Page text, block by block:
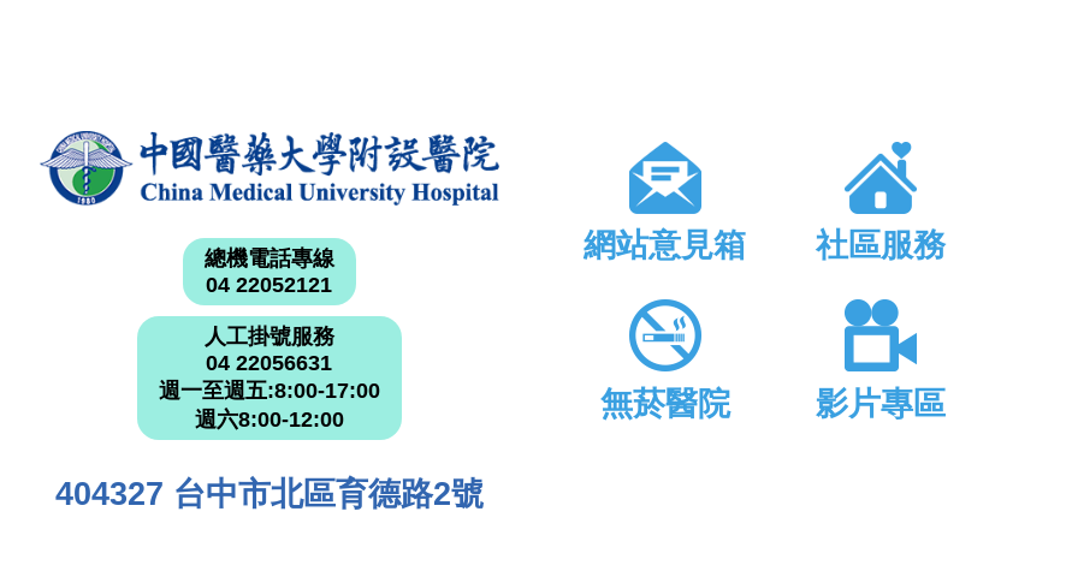
總機電話專線
04 22052121
人工掛號服務
04 22056631
週一至週五:8:00-17:00
週六8:00-12:00
404327 台中市北區育德路2號
網站意見箱 社區服務
無菸醫院 影片專區